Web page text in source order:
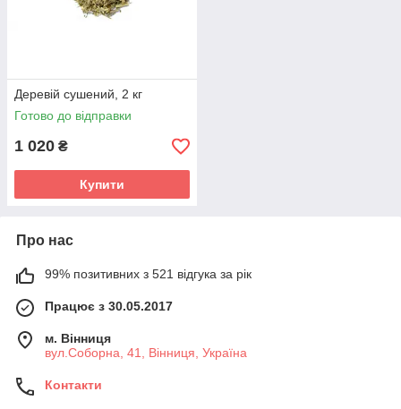
Деревій сушений, 2 кг
Готово до відправки
1 020 ₴
Купити
Про нас
99% позитивних з 521 відгука за рік
Працює з 30.05.2017
м. Вінниця
вул.Соборна, 41, Вінниця, Україна
Контакти